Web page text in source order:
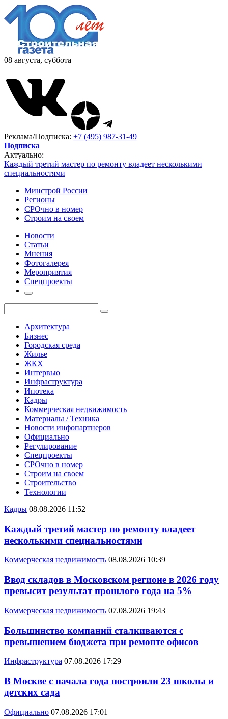
08 августа, суббота
Реклама/Подписка: +7 (495) 987-31-49
Подписка
Актуально:
Каждый третий мастер по ремонту владеет несколькими
специальностями
Минстрой России
Регионы
СРОчно в номер
Строим на своем
Новости
Статьи
Мнения
Фотогалерея
Мероприятия
Спецпроекты
Архитектура
Бизнес
Городская среда
Жилье
ЖКХ
Интервью
Инфраструктура
Ипотека
Кадры
Коммерческая недвижимость
Материалы / Техника
Новости инфопартнеров
Официально
Регулирование
Спецпроекты
СРОчно в номер
Строим на своем
Строительство
Технологии
Кадры 08.08.2026 11:52
Каждый третий мастер по ремонту владеет
несколькими специальностями
Коммерческая недвижимость 08.08.2026 10:39
Ввод складов в Московском регионе в 2026 году
превысит результат прошлого года на 5%
Коммерческая недвижимость 07.08.2026 19:43
Большинство компаний сталкиваются с
превышением бюджета при ремонте офисов
Инфраструктура 07.08.2026 17:29
В Москве с начала года построили 23 школы и
детских сада
Официально 07.08.2026 17:01